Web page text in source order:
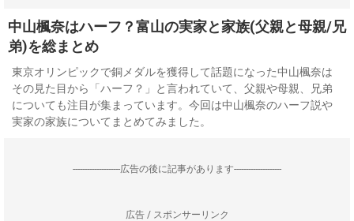
中山楓奈はハーフ？富山の実家と家族(父親と母親/兄
弟)を総まとめ
東京オリンピックで銅メダルを獲得して話題になった中山楓奈は
その見た目から「ハーフ？」と言われていて、父親や母親、兄弟
についても注目が集まっています。今回は中山楓奈のハーフ説や
実家の家族についてまとめてみました。
--------------------広告の後に記事があります--------------------
広告 / スポンサーリンク